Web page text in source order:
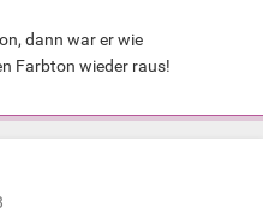
dann war er wie
Farbton wieder raus!